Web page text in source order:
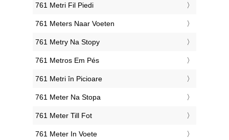
‎761 Metri Fil Piedi
‎761 Meters Naar Voeten
‎761 Metry Na Stopy
‎761 Metros Em Pés
‎761 Metri în Picioare
‎761 Meter Na Stopa
‎761 Meter Till Fot
‎761 Meter In Voete